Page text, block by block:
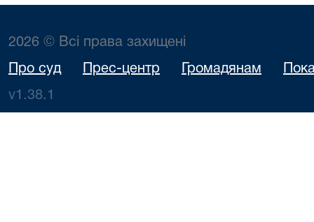
2026 © Всі права захищені
Про суд Прес-центр Громадянам
v1.38.1